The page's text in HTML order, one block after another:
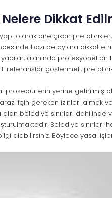
Dikkat
olarak öne çıkan
bazı detaylara dikkat
alanında profesyonel bir
referanslar göstermeli,
prosedürlerin yerine getirilmiş
için gereken izinleri almak
alan belediye sınırları
Belediye sınırları
alabilirsiniz. Böylece yasal